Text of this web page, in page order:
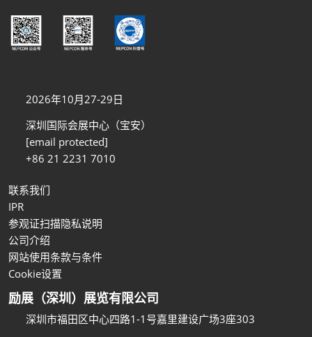
2026年10月27-29日
深圳国际会展中心（宝安）
[email protected]
+86 21 2231 7010
联系我们
IPR
参观证扫描隐私说明
公司介绍
网站使用条款与条件
Cookie设置
励展（深圳）展览有限公司
深圳市福田区中心四路1-1号嘉里建设广场3座303